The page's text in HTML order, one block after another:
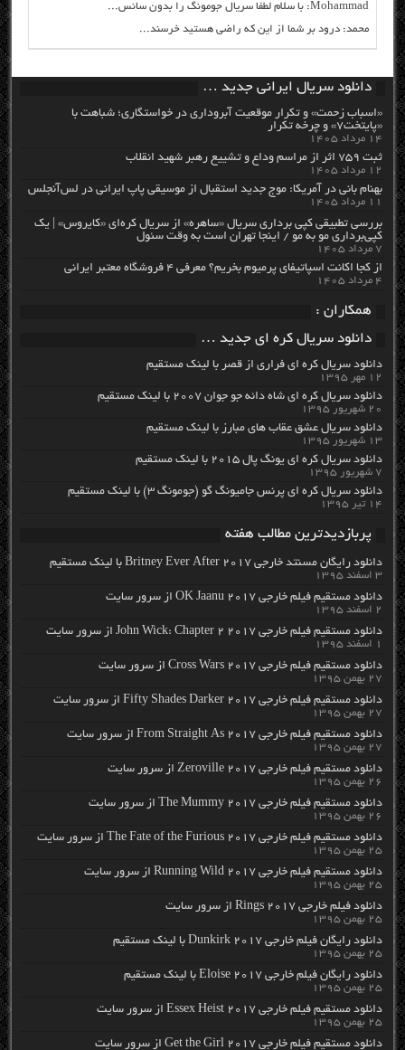
Mohammad: با سلام لطفا سریال جومونگ را بدون سانس...
محمد: درود بر شما از این که راضی هستید خرسند...
دانلود سریال ایرانی جدید …
«اسباب زحمت» و تکرار موقعیت آبروداری در خواستگاری؛ شباهت با
«پایتخت۷» و چرخه تکرار
۱۴ مرداد ۱۴۰۵
ثبت ۷۵۹ اثر از مراسم وداع و تشییع رهبر شهید انقلاب
۱۲ مرداد ۱۴۰۵
بهنام بانی در آمریکا: موج جدید استقبال از موسیقی پاپ ایرانی در لس‌آنجلس
۱۱ مرداد ۱۴۰۵
بررسی تطبیقی کپی برداری سریال «ساهره» از سریال کره‌ای «کایروس» | یک
کپی‌برداری مو به مو / اینجا تهران است به وقت سئول
۷ مرداد ۱۴۰۵
از کجا اکانت اسپاتیفای پرمیوم بخریم؟ معرفی ۴ فروشگاه معتبر ایرانی
۴ مرداد ۱۴۰۵
همکاران :
دانلود سریال کره ای جدید …
دانلود سریال کره ای فراری از قصر با لینک مستقیم
۱۲ مهر ۱۳۹۵
دانلود سریال کره ای شاه دائه جو جوان ۲۰۰۷ با لینک مستقیم
۲۰ شهریور ۱۳۹۵
دانلود سریال عشق عقاب های مبارز با لینک مستقیم
۱۳ شهریور ۱۳۹۵
دانلود سریال کره ای یونگ پال ۲۰۱۵ با لینک مستقیم
۷ شهریور ۱۳۹۵
دانلود سریال کره ای پرنس جامیونگ گو (جومونگ ۳) با لینک مستقیم
۱۴ تیر ۱۳۹۵
پربازدیدترین مطالب هفته
دانلود رایگان مسنتد خارجی Britney Ever After 2017 با لینک مستقیم
۳ اسفند ۱۳۹۵
دانلود مستقیم فیلم خارجی OK Jaanu 2017 از سرور سایت
۲ اسفند ۱۳۹۵
دانلود مستقیم فیلم خارجی John Wick: Chapter 2 2017 از سرور سایت
۱ اسفند ۱۳۹۵
دانلود مستقیم فیلم خارجی Cross Wars 2017 از سرور سایت
۲۷ بهمن ۱۳۹۵
دانلود مستقیم فیلم خارجی Fifty Shades Darker 2017 از سرور سایت
۲۷ بهمن ۱۳۹۵
دانلود مستقیم فیلم خارجی From Straight As 2017 از سرور سایت
۲۷ بهمن ۱۳۹۵
دانلود مستقیم فیلم خارجی Zeroville 2017 از سرور سایت
۲۶ بهمن ۱۳۹۵
دانلود مستقیم فیلم خارجی The Mummy 2017 از سرور سایت
۲۶ بهمن ۱۳۹۵
دانلود مستقیم فیلم خارجی The Fate of the Furious 2017 از سرور سایت
۲۵ بهمن ۱۳۹۵
دانلود مستقیم فیلم خارجی Running Wild 2017 از سرور سایت
۲۵ بهمن ۱۳۹۵
دانلود فیلم خارجی Rings 2017 از سرور سایت
۲۵ بهمن ۱۳۹۵
دانلود رایگان فیلم خارجی Dunkirk 2017 با لینک مستقیم
۲۵ بهمن ۱۳۹۵
دانلود رایگان فیلم خارجی Eloise 2017 با لینک مستقیم
۲۵ بهمن ۱۳۹۵
دانلود مستقیم فیلم خارجی Essex Heist 2017 از سرور سایت
۲۵ بهمن ۱۳۹۵
دانلود مستقیم فیلم خارجی Get the Girl 2017 از سرور سایت